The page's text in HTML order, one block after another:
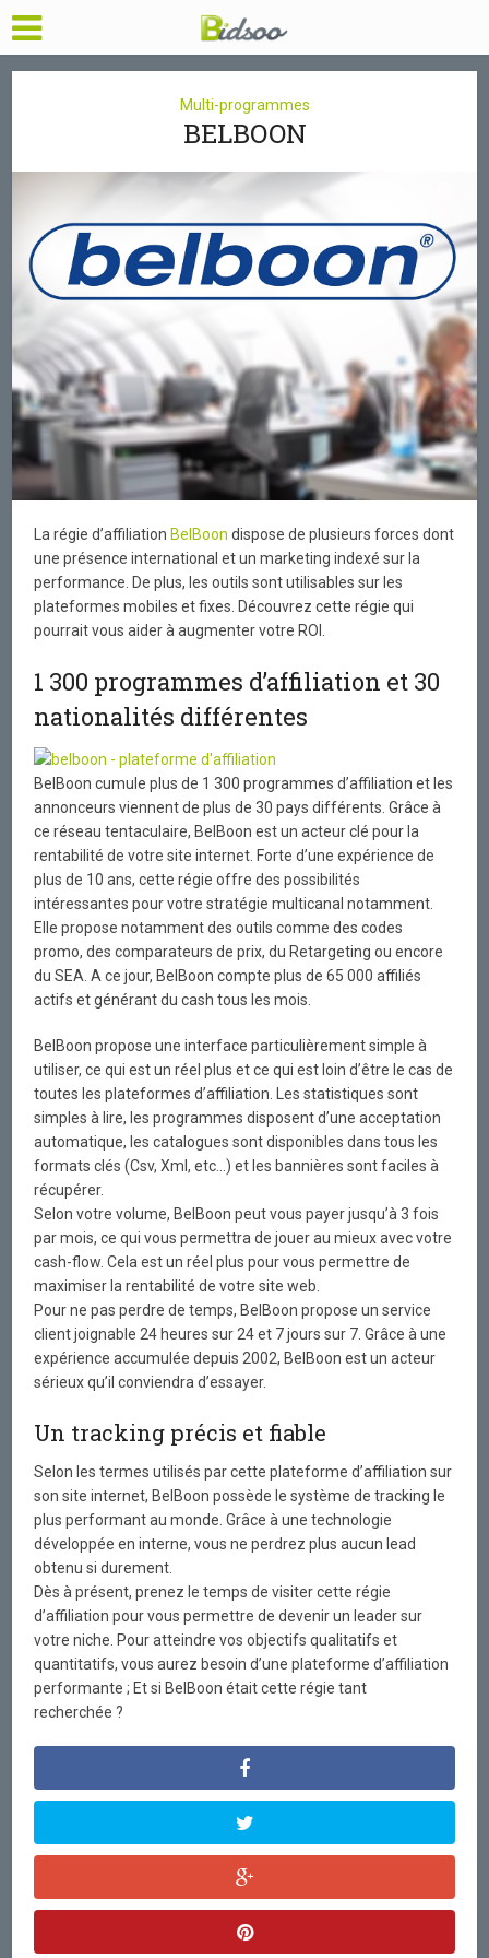
Multi-programmes
BELBOON
La régie d’affiliation BelBoon dispose de plusieurs forces dont
une présence international et un marketing indexé sur la
performance. De plus, les outils sont utilisables sur les
plateformes mobiles et fixes. Découvrez cette régie qui
pourrait vous aider à augmenter votre ROI.
1 300 programmes d’affiliation et 30
nationalités différentes
BelBoon cumule plus de 1 300 programmes d’affiliation et les
annonceurs viennent de plus de 30 pays différents. Grâce à
ce réseau tentaculaire, BelBoon est un acteur clé pour la
rentabilité de votre site internet. Forte d’une expérience de
plus de 10 ans, cette régie offre des possibilités
intéressantes pour votre stratégie multicanal notamment.
Elle propose notamment des outils comme des codes
promo, des comparateurs de prix, du Retargeting ou encore
du SEA. A ce jour, BelBoon compte plus de 65 000 affiliés
actifs et générant du cash tous les mois.
BelBoon propose une interface particulièrement simple à
utiliser, ce qui est un réel plus et ce qui est loin d’être le cas de
toutes les plateformes d’affiliation. Les statistiques sont
simples à lire, les programmes disposent d’une acceptation
automatique, les catalogues sont disponibles dans tous les
formats clés (Csv, Xml, etc…) et les bannières sont faciles à
récupérer.
Selon votre volume, BelBoon peut vous payer jusqu’à 3 fois
par mois, ce qui vous permettra de jouer au mieux avec votre
cash-flow. Cela est un réel plus pour vous permettre de
maximiser la rentabilité de votre site web.
Pour ne pas perdre de temps, BelBoon propose un service
client joignable 24 heures sur 24 et 7 jours sur 7. Grâce à une
expérience accumulée depuis 2002, BelBoon est un acteur
sérieux qu’il conviendra d’essayer.
Un tracking précis et fiable
Selon les termes utilisés par cette plateforme d’affiliation sur
son site internet, BelBoon possède le système de tracking le
plus performant au monde. Grâce à une technologie
développée en interne, vous ne perdrez plus aucun lead
obtenu si durement.
Dès à présent, prenez le temps de visiter cette régie
d’affiliation pour vous permettre de devenir un leader sur
votre niche. Pour atteindre vos objectifs qualitatifs et
quantitatifs, vous aurez besoin d’une plateforme d’affiliation
performante ; Et si BelBoon était cette régie tant
recherchée ?